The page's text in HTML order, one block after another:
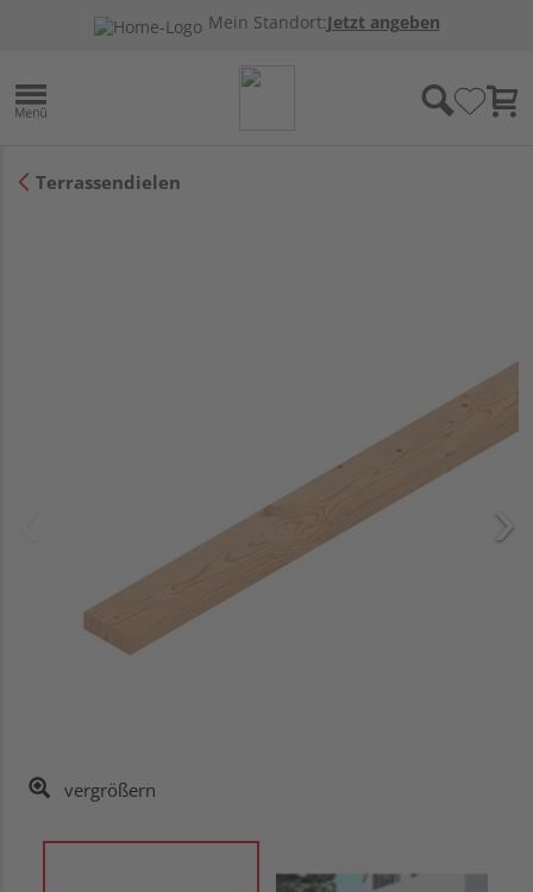
Mein Standort:Jetzt angeben
Terrassendielen
vergrößern